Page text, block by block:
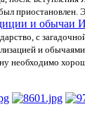
приостановлен.
и обычаи
с
и
необходимо